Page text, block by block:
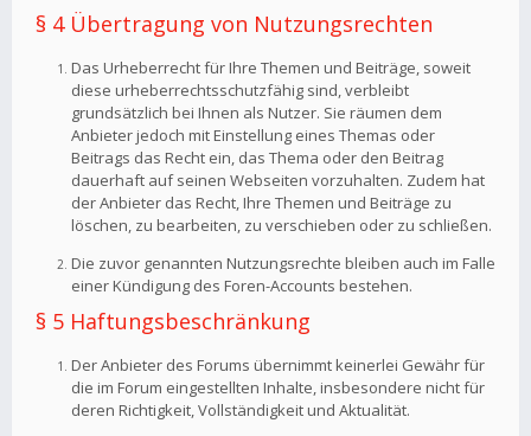
§ 4 Übertragung von Nutzungsrechten
Das Urheberrecht für Ihre Themen und Beiträge, soweit
diese urheberrechtsschutzfähig sind, verbleibt
grundsätzlich bei Ihnen als Nutzer. Sie räumen dem
Anbieter jedoch mit Einstellung eines Themas oder
Beitrags das Recht ein, das Thema oder den Beitrag
dauerhaft auf seinen Webseiten vorzuhalten. Zudem hat
der Anbieter das Recht, Ihre Themen und Beiträge zu
löschen, zu bearbeiten, zu verschieben oder zu schließen.
Die zuvor genannten Nutzungsrechte bleiben auch im Falle
einer Kündigung des Foren-Accounts bestehen.
§ 5 Haftungsbeschränkung
Der Anbieter des Forums übernimmt keinerlei Gewähr für
die im Forum eingestellten Inhalte, insbesondere nicht für
deren Richtigkeit, Vollständigkeit und Aktualität.